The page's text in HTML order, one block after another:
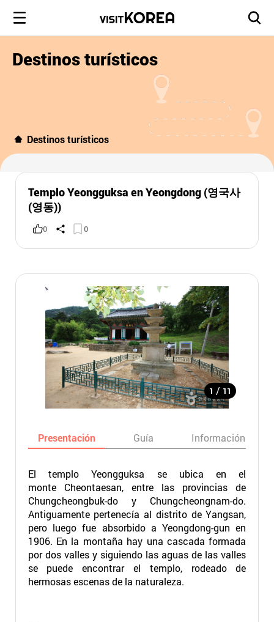
Destinos turísticos
Destinos turísticos
Templo Yeongguksa en Yeongdong (영국사
(영동))
0 0
1 / 11
Presentación Guía Información
El templo Yeongguksa se ubica en el
monte Cheontaesan, entre las provincias de
Chungcheongbuk-do y Chungcheongnam-do.
Antiguamente pertenecía al distrito de Yangsan,
pero luego fue absorbido a Yeongdong-gun en
1906. En la montaña hay una cascada formada
por dos valles y siguiendo las aguas de las valles
se puede encontrar el templo, rodeado de
hermosas escenas de la naturaleza.